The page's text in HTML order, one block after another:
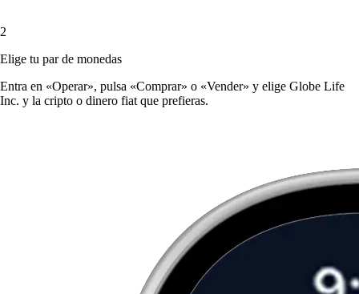
2
Elige tu par de monedas
Entra en «Operar», pulsa «Comprar» o «Vender» y elige Globe Life
Inc. y la cripto o dinero fiat que prefieras.